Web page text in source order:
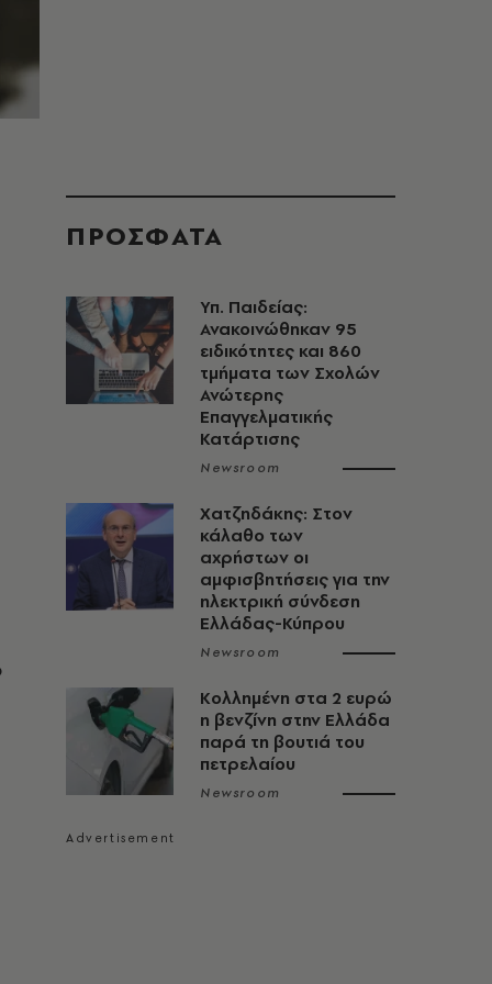
ΠΡΟΣΦΑΤΑ
Υπ. Παιδείας:
Ανακοινώθηκαν 95
ειδικότητες και 860
τμήματα των Σχολών
Ανώτερης
Επαγγελματικής
Κατάρτισης
Newsroom
Χατζηδάκης: Στον
κάλαθο των
αχρήστων οι
αμφισβητήσεις για την
ηλεκτρική σύνδεση
Ελλάδας-Κύπρου
Newsroom
Κολλημένη στα 2 ευρώ
η βενζίνη στην Ελλάδα
παρά τη βουτιά του
πετρελαίου
Newsroom